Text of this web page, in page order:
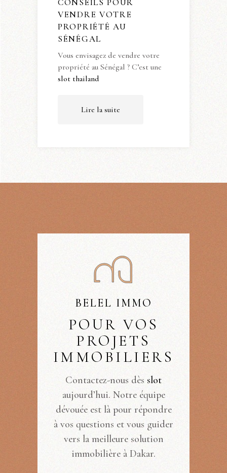
CONSEILS POUR
VENDRE VOTRE
PROPRIÉTÉ AU
SÉNÉGAL
Vous envisagez de vendre votre
propriété au Sénégal ? C’est une
slot thailand
Lire la suite
BELEL IMMO
POUR VOS
PROJETS
IMMOBILIERS
Contactez-nous dès slot
aujourd’hui. Notre équipe
dévouée est là pour répondre
à vos questions et vous guider
vers la meilleure solution
immobilière à Dakar.